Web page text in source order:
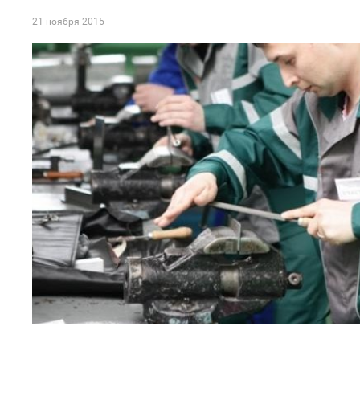
21 ноября 2015